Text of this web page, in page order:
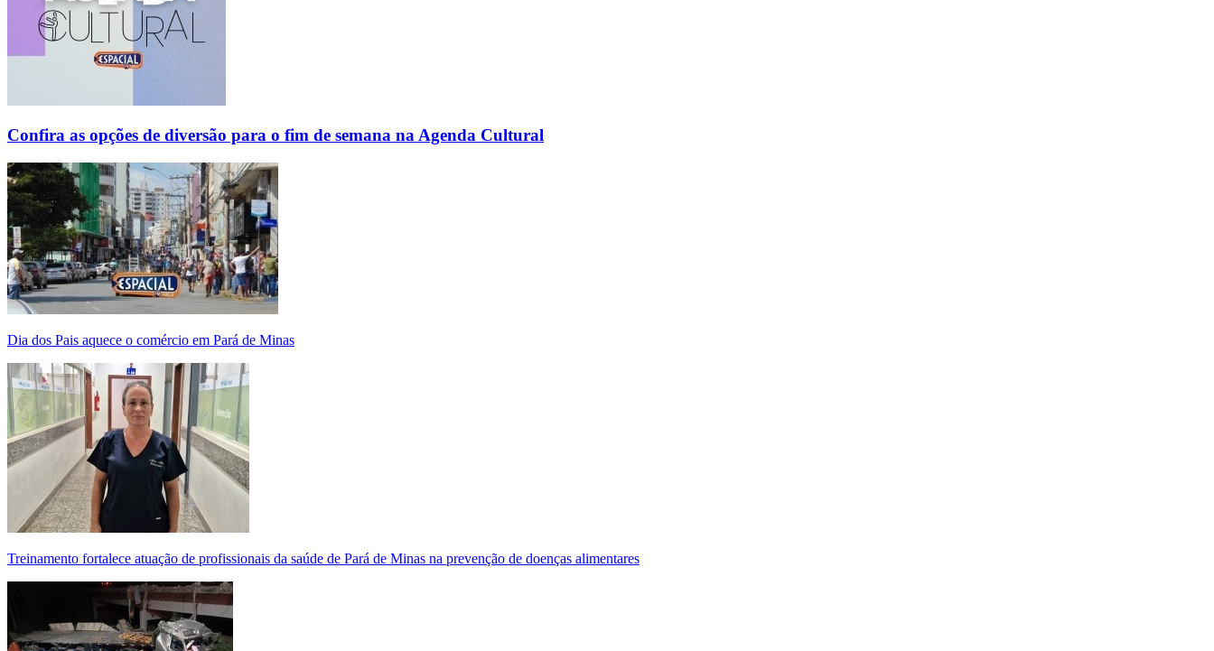
Confira as opções de diversão para o fim de semana na Agenda Cultural
Dia dos Pais aquece o comércio em Pará de Minas
Treinamento fortalece atuação de profissionais da saúde de Pará de Minas na prevenção de doenças alimentares